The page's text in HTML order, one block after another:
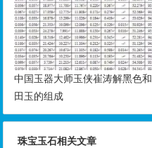
中国玉器大师玉侠崔涛解黑色和
田玉的组成
珠宝玉石相关文章